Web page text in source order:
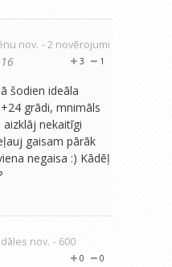
nov. - 2 novērojumi
1
3
šodien ideāla
grādi, mnimāls
nekaitīgi
gaisam pārāk
negaisa :) Kādēļ
nov. - 600
0
0